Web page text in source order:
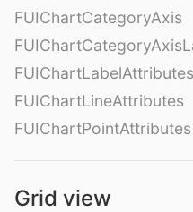
FUIChartCategoryAxis
FUIChartLabelAttributes
FUIChartLineAttributes
FUIChartPointAttributes
Grid view